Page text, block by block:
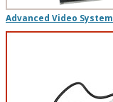
Advanced Video System